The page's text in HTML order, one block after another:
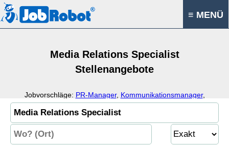
≡ MENÜ
Media Relations Specialist
Stellenangebote
Jobvorschläge: PR-Manager, Kommunikationsmanager,
Pressesprecher,Marketingmanager